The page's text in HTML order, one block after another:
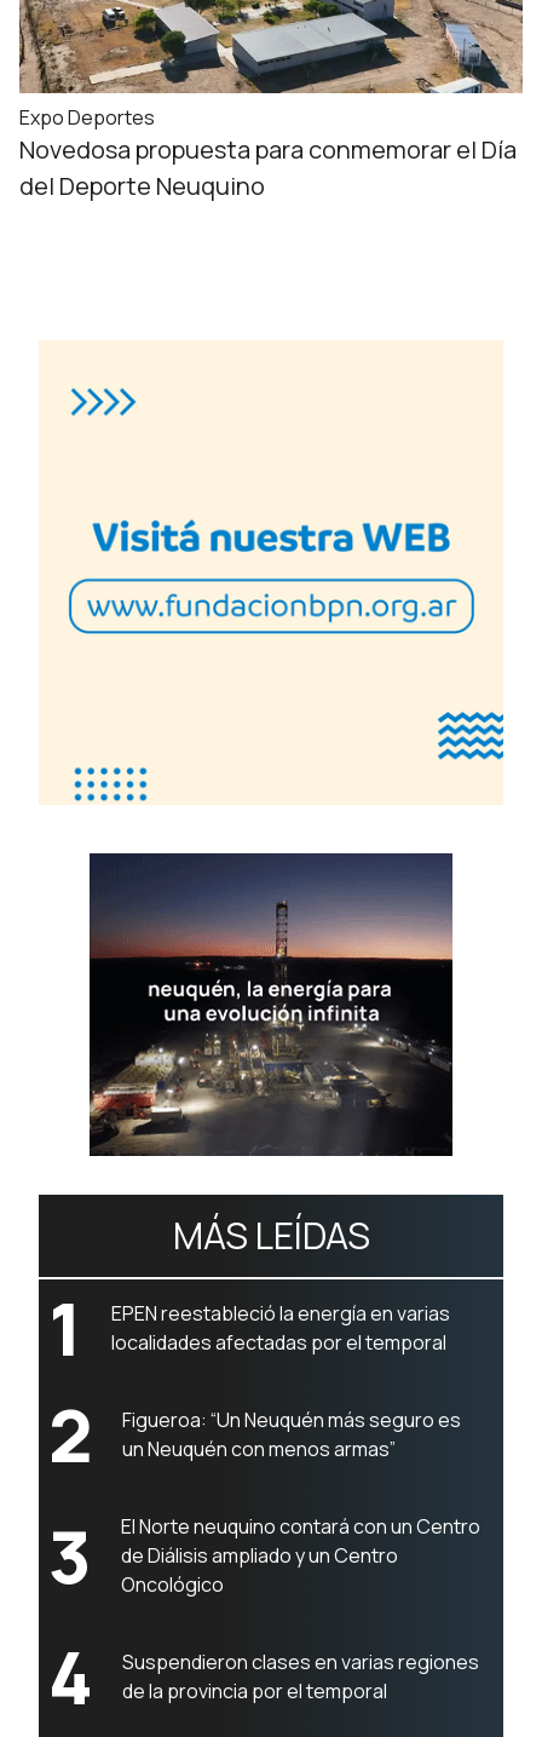
Expo Deportes
Novedosa propuesta para conmemorar el Día
del Deporte Neuquino
MÁS LEÍDAS
1
EPEN reestableció la energía en varias
localidades afectadas por el temporal
2
Figueroa: “Un Neuquén más seguro es
un Neuquén con menos armas”
3
El Norte neuquino contará con un Centro
de Diálisis ampliado y un Centro
Oncológico
4
Suspendieron clases en varias regiones
de la provincia por el temporal